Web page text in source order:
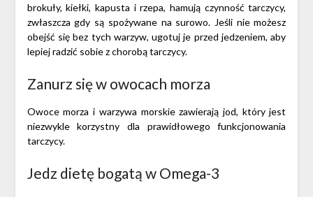
brokuły, kiełki, kapusta i rzepa, hamują czynność tarczycy,
zwłaszcza gdy są spożywane na surowo. Jeśli nie możesz
obejść się bez tych warzyw, ugotuj je przed jedzeniem, aby
lepiej radzić sobie z chorobą tarczycy.
Zanurz się w owocach morza
Owoce morza i warzywa morskie zawierają jod, który jest
niezwykle korzystny dla prawidłowego funkcjonowania
tarczycy.
Jedz dietę bogatą w Omega-3